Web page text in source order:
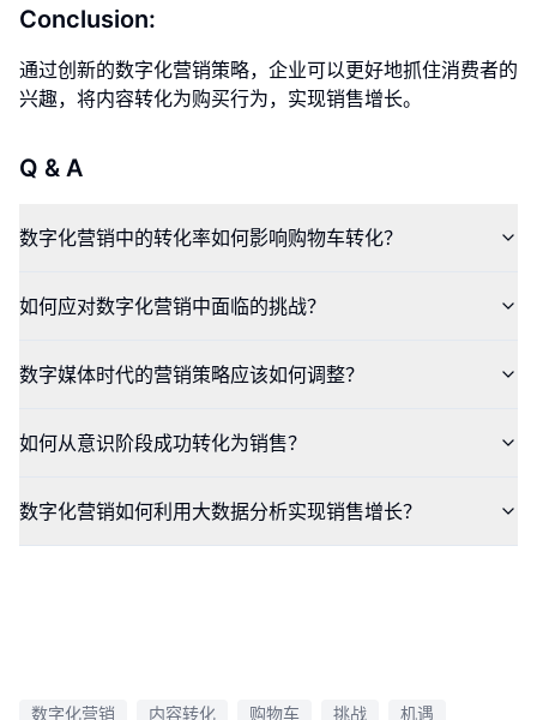
Conclusion:
通过创新的数字化营销策略，企业可以更好地抓住消费者的
兴趣，将内容转化为购买行为，实现销售增长。
Q & A
数字化营销中的转化率如何影响购物车转化？
如何应对数字化营销中面临的挑战？
数字媒体时代的营销策略应该如何调整？
如何从意识阶段成功转化为销售？
数字化营销如何利用大数据分析实现销售增长？
数字化营销 内容转化 购物车 挑战 机遇